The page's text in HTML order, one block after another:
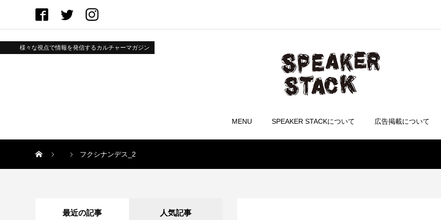
様々な視点で情報を発信するカルチャーマガジン
MENU SPEAKER STACKについて 広告掲載について
フクシナンデス_2
最近の記事 人気記事